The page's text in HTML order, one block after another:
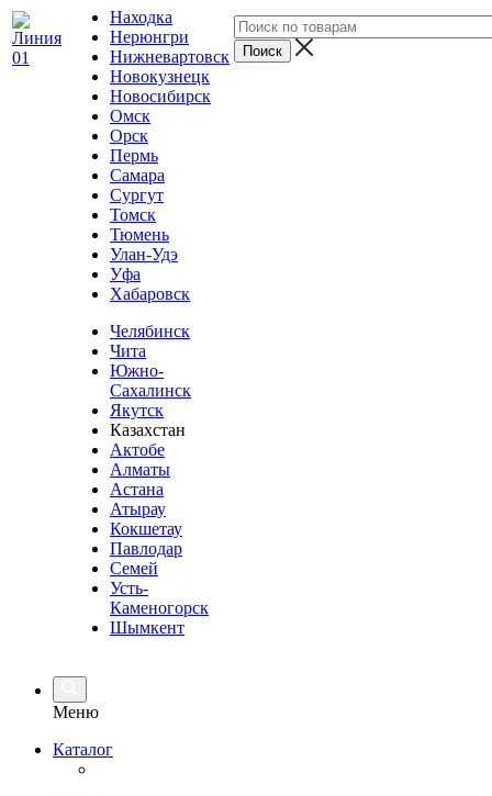
Находка
Нерюнгри
Нижневартовск
Новокузнецк
Новосибирск
Омск
Орск
Пермь
Самара
Сургут
Томск
Тюмень
Улан-Удэ
Уфа
Хабаровск
Челябинск
Чита
Южно-
Сахалинск
Якутск
Казахстан
Актобе
Алматы
Астана
Атырау
Кокшетау
Павлодар
Семей
Усть-
Каменогорск
Шымкент
Меню
Каталог